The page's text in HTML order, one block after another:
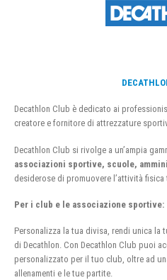
Decathlon Club è dedicato ai
creatore e fornitore di attrezzature
Decathlon Club si rivolge a un’ampia
associazioni sportive, scuole,
desiderose di promuovere l’attività fisica
Per i club e le associazione sportive:
Personalizza la tua divisa, rendi unica
di Decathlon. Con Decathlon Club puoi
personalizzato per il tuo club, oltre ad
allenamenti e le tue partite.